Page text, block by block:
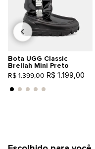
Bota UGG Classic
Brellah Mini Preto
R$ 1.399,00 R$ 1.199,00